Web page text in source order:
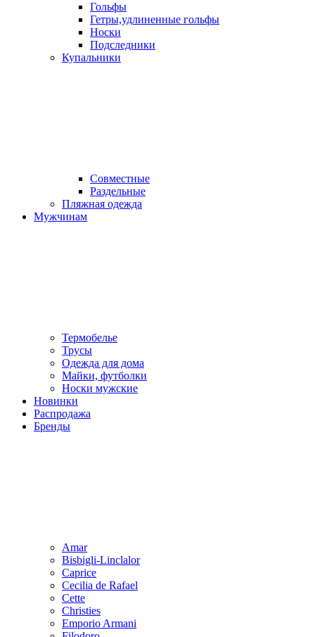
Гольфы
Гетры,удлиненные гольфы
Носки
Подследники
Купальники
Совместные
Раздельные
Пляжная одежда
Мужчинам
Термобелье
Трусы
Одежда для дома
Майки, футболки
Носки мужские
Новинки
Распродажа
Бренды
Amar
Bisbigli-Linclalor
Caprice
Cecilia de Rafael
Cette
Christies
Emporio Armani